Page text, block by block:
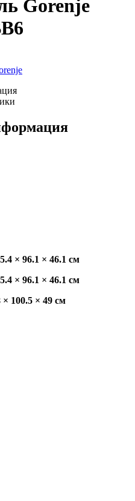
Gorenje
× 96.1 × 46.1 см
× 96.1 × 46.1 см
× 100.5 × 49 см